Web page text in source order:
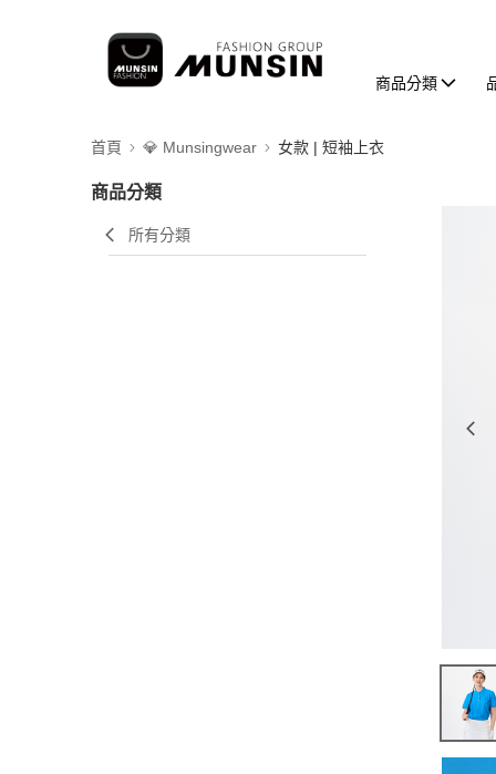
商品分類
首頁 💎 Munsingwear 女款 | 短袖上衣
商品分類
所有分類